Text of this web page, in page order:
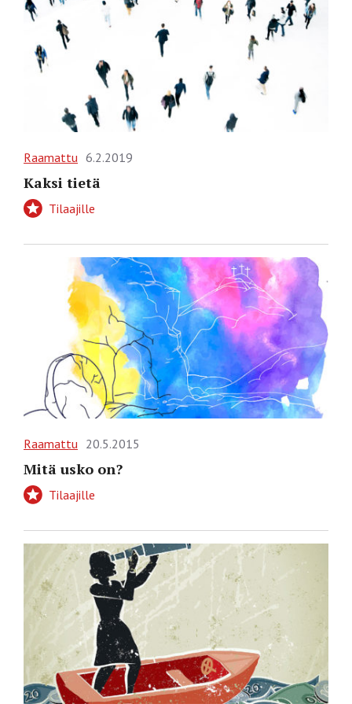
Raamattu 6.2.2019
Kaksi tietä
Tilaajille
Raamattu 20.5.2015
Mitä usko on?
Tilaajille